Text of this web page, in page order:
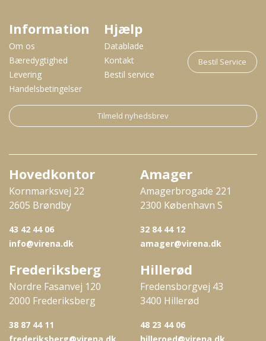
Information
Om os
Bæredygtighed
Levering
Handelsbetingelser
Hjælp
Datablade
Kontakt
Bestil service
Bestil Service
Tilmeld nyhedsbrev
Hovedkontor
Kornmarksvej 22
2605 Brøndby
43 42 44 06
info@virena.dk
Amager
Amagerbrogade 221
2300 København S
32 84 44 12
amager@virena.dk
Frederiksberg
Nordre Fasanvej 120
2000 Frederiksberg
38 87 44 11
Hillerød
Fredensborgvej 43
3400 Hillerød
48 23 44 06